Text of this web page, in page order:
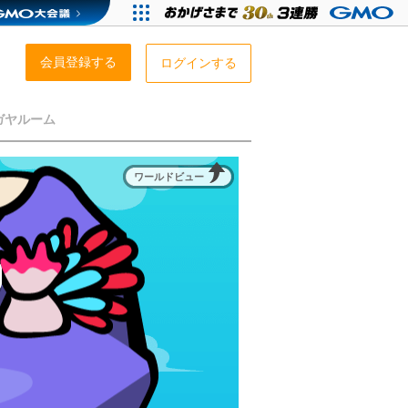
会員登録する ログインする
ヤルーム
ワールドビュー